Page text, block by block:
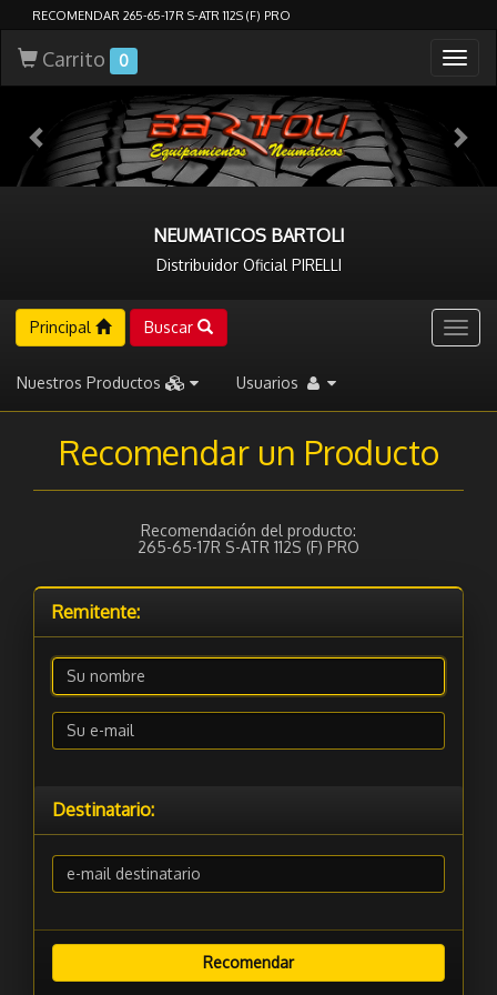
RECOMENDAR 265-65-17R S-ATR 112S (F) PRO
Carrito 0
NEUMATICOS BARTOLI
Distribuidor Oficial PIRELLI
Principal Buscar
Nuestros Productos Usuarios
Recomendar un Producto
Recomendación del producto:
265-65-17R S-ATR 112S (F) PRO
Remitente:
Destinatario: